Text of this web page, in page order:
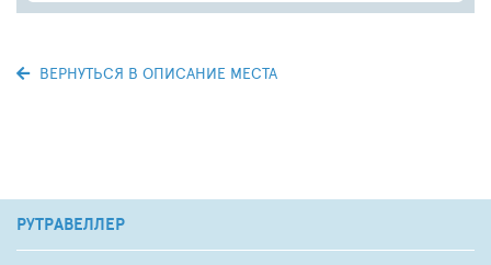
ВЕРНУТЬСЯ В ОПИСАНИЕ МЕСТА
РУТРАВЕЛЛЕР